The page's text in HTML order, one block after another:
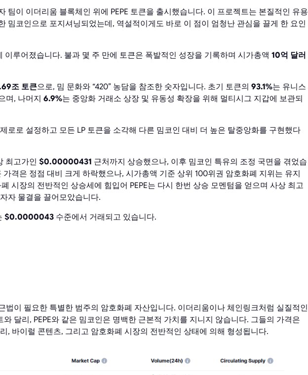
팀이 이더리움 블록체인 위에 PEPE 토큰을 출시했습니다. 이 프로젝트는 본질적인 유용
밈코인으로 포지셔닝되었는데, 역설적이게도 바로 이 점이 엄청난 관심을 끌게 한 요인
이루어졌습니다. 불과 몇 주 만에 토큰은 폭발적인 성장을 기록하며 시가총액 10억 달러
조 토큰으로, 밈 문화와 “420” 농담을 참조한 숫자입니다. 초기 토큰의 93.1%는 유니스
며, 나머지 6.9%는 중앙화 거래소 상장 및 유동성 확장을 위해 멀티시그 지갑에 보관되
로로 설정하고 모든 LP 토큰을 소각해 다른 밈코인 대비 더 높은 탈중앙화를 구현했다
최고가인 $0.00000431 근처까지 상승했으나, 이후 밈코인 특유의 조정 국면을 겪었습
격은 정점 대비 크게 하락했으나, 시가총액 기준 상위 100위권 암호화폐 지위는 유지
시장의 전반적인 상승세에 힘입어 PEPE는 다시 한번 상승 모멘텀을 얻으며 사상 최고
자 물결을 끌어모았습니다.
$0.0000043 수준에서 거래되고 있습니다.
법이 필요한 특별한 범주의 암호화폐 자산입니다. 이더리움이나 체인링크처럼 실질적인
달리, PEPE와 같은 밈코인은 명백한 근본적 가치를 지니지 않습니다. 그들의 가격은
, 바이럴 콘텐츠, 그리고 암호화폐 시장의 전반적인 상태에 의해 형성됩니다.